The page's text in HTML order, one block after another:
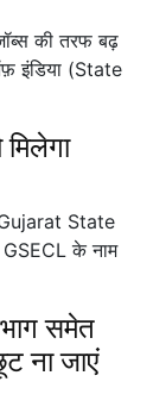
की तरफ बढ़
इंडिया (State
(Gujarat State
के नाम
समेत
ना जाएं